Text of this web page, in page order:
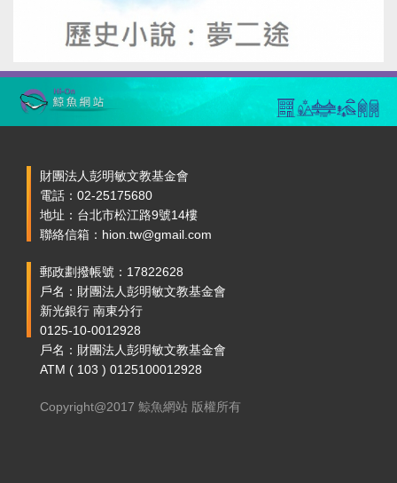
財團法人彭明敏文教基金會
電話：02-25175680
地址：台北市松江路9號14樓
聯絡信箱：hion.tw@gmail.com
郵政劃撥帳號：17822628
戶名：財團法人彭明敏文教基金會
新光銀行 南東分行
0125-10-0012928
戶名：財團法人彭明敏文教基金會
ATM ( 103 ) 0125100012928
Copyright@2017 鯨魚網站 版權所有